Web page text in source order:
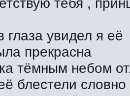
тебя ,
глаза увидел я её
прекрасна
тёмным небом
блестели